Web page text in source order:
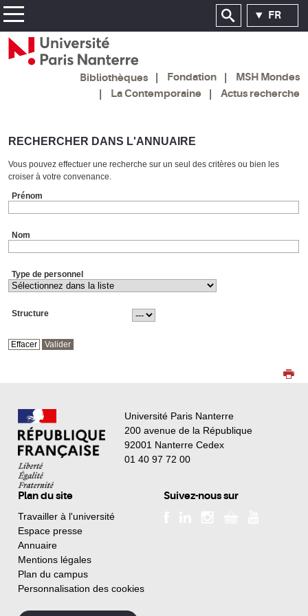
FR
Bibliothèques Fondation
MSH Mondes
La Contemporaine
Actus recherche
RECHERCHER DANS L'ANNUAIRE
Vous pouvez effectuer une recherche sur un seul des critères ou bien les
croiser à votre convenance.
Prénom
Nom
Type de personnel
Structure
Université Paris Nanterre
200 avenue de la République
92001 Nanterre Cedex
01 40 97 72 00
Plan du site
Travailler à l'université
Espace presse
Annuaire
Mentions légales
Plan du campus
Personnalisation des cookies
Suivez-nous sur